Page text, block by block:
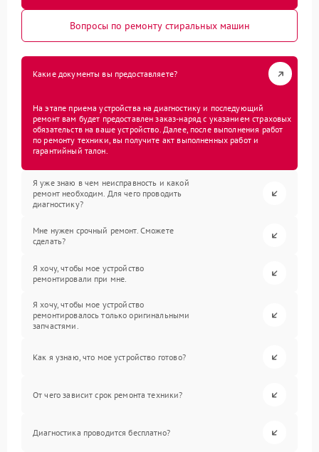
Вопросы по ремонту стиральных машин
Какие документы вы предоставляете?
На этапе приема устройства на диагностику и последующий
ремонт вам будет предоставлен заказ-наряд с указанием страховых
обязательств на ваше устройство. Далее, после выполнения работ
по ремонту техники, вы получите акт выполненных работ и
гарантийный талон.
Я уже знаю в чем неисправность и какой
ремонт необходим. Для чего проводить
диагностику?
Мне нужен срочный ремонт. Сможете
сделать?
Я хочу, чтобы мое устройство
ремонтировали при мне.
Я хочу, чтобы мое устройство
ремонтировалось только оригинальными
запчастями.
Как я узнаю, что мое устройство готово?
От чего зависит срок ремонта техники?
Диагностика проводится бесплатно?